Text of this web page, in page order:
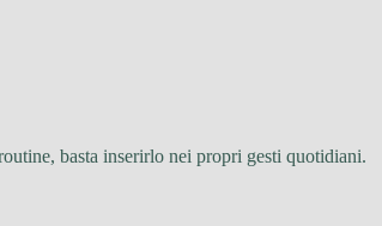
basta inserirlo nei propri gesti quotidiani.